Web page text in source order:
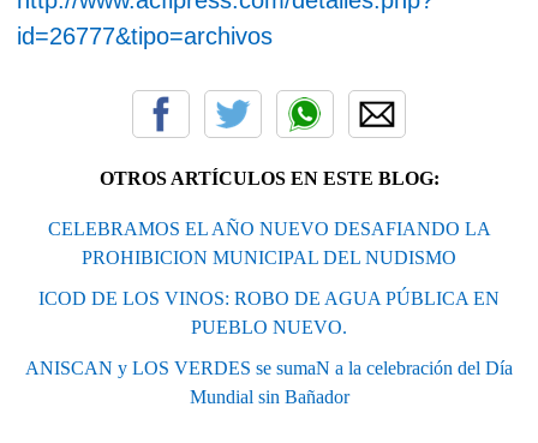
id=26777&tipo=archivos
OTROS ARTÍCULOS EN ESTE BLOG:
CELEBRAMOS EL AÑO NUEVO DESAFIANDO LA
PROHIBICION MUNICIPAL DEL NUDISMO
ICOD DE LOS VINOS: ROBO DE AGUA PÚBLICA EN
PUEBLO NUEVO.
ANISCAN y LOS VERDES se sumaN a la celebración del Día
Mundial sin Bañador